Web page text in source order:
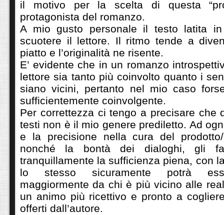
il motivo per la scelta di questa
protagonista del romanzo.
A mio gusto personale il testo latita
scuotere il lettore. Il ritmo tende a
piatto e l’originalità ne risente.
E’ evidente che in un romanzo
lettore sia tanto più coinvolto quanto i
siano vicini, pertanto nel mio caso
sufficientemente coinvolgente.
Per correttezza ci tengo a precisare che
testi non è il mio genere prediletto. Ad
e la precisione nella cura del prodotto/
nonché la bontà dei dialoghi, gli
tranquillamente la sufficienza piena, con
lo stesso sicuramente potrà
maggiormente da chi è più vicino alle
un animo più ricettivo e pronto a
offerti dall’autore.